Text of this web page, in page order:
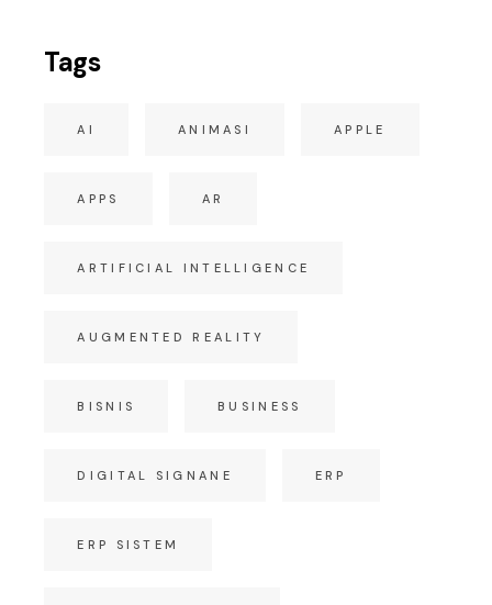
Tags
AI ANIMASI APPLE
APPS AR
ARTIFICIAL INTELLIGENCE
AUGMENTED REALITY
BISNIS BUSINESS
DIGITAL SIGNANE ERP
ERP SISTEM